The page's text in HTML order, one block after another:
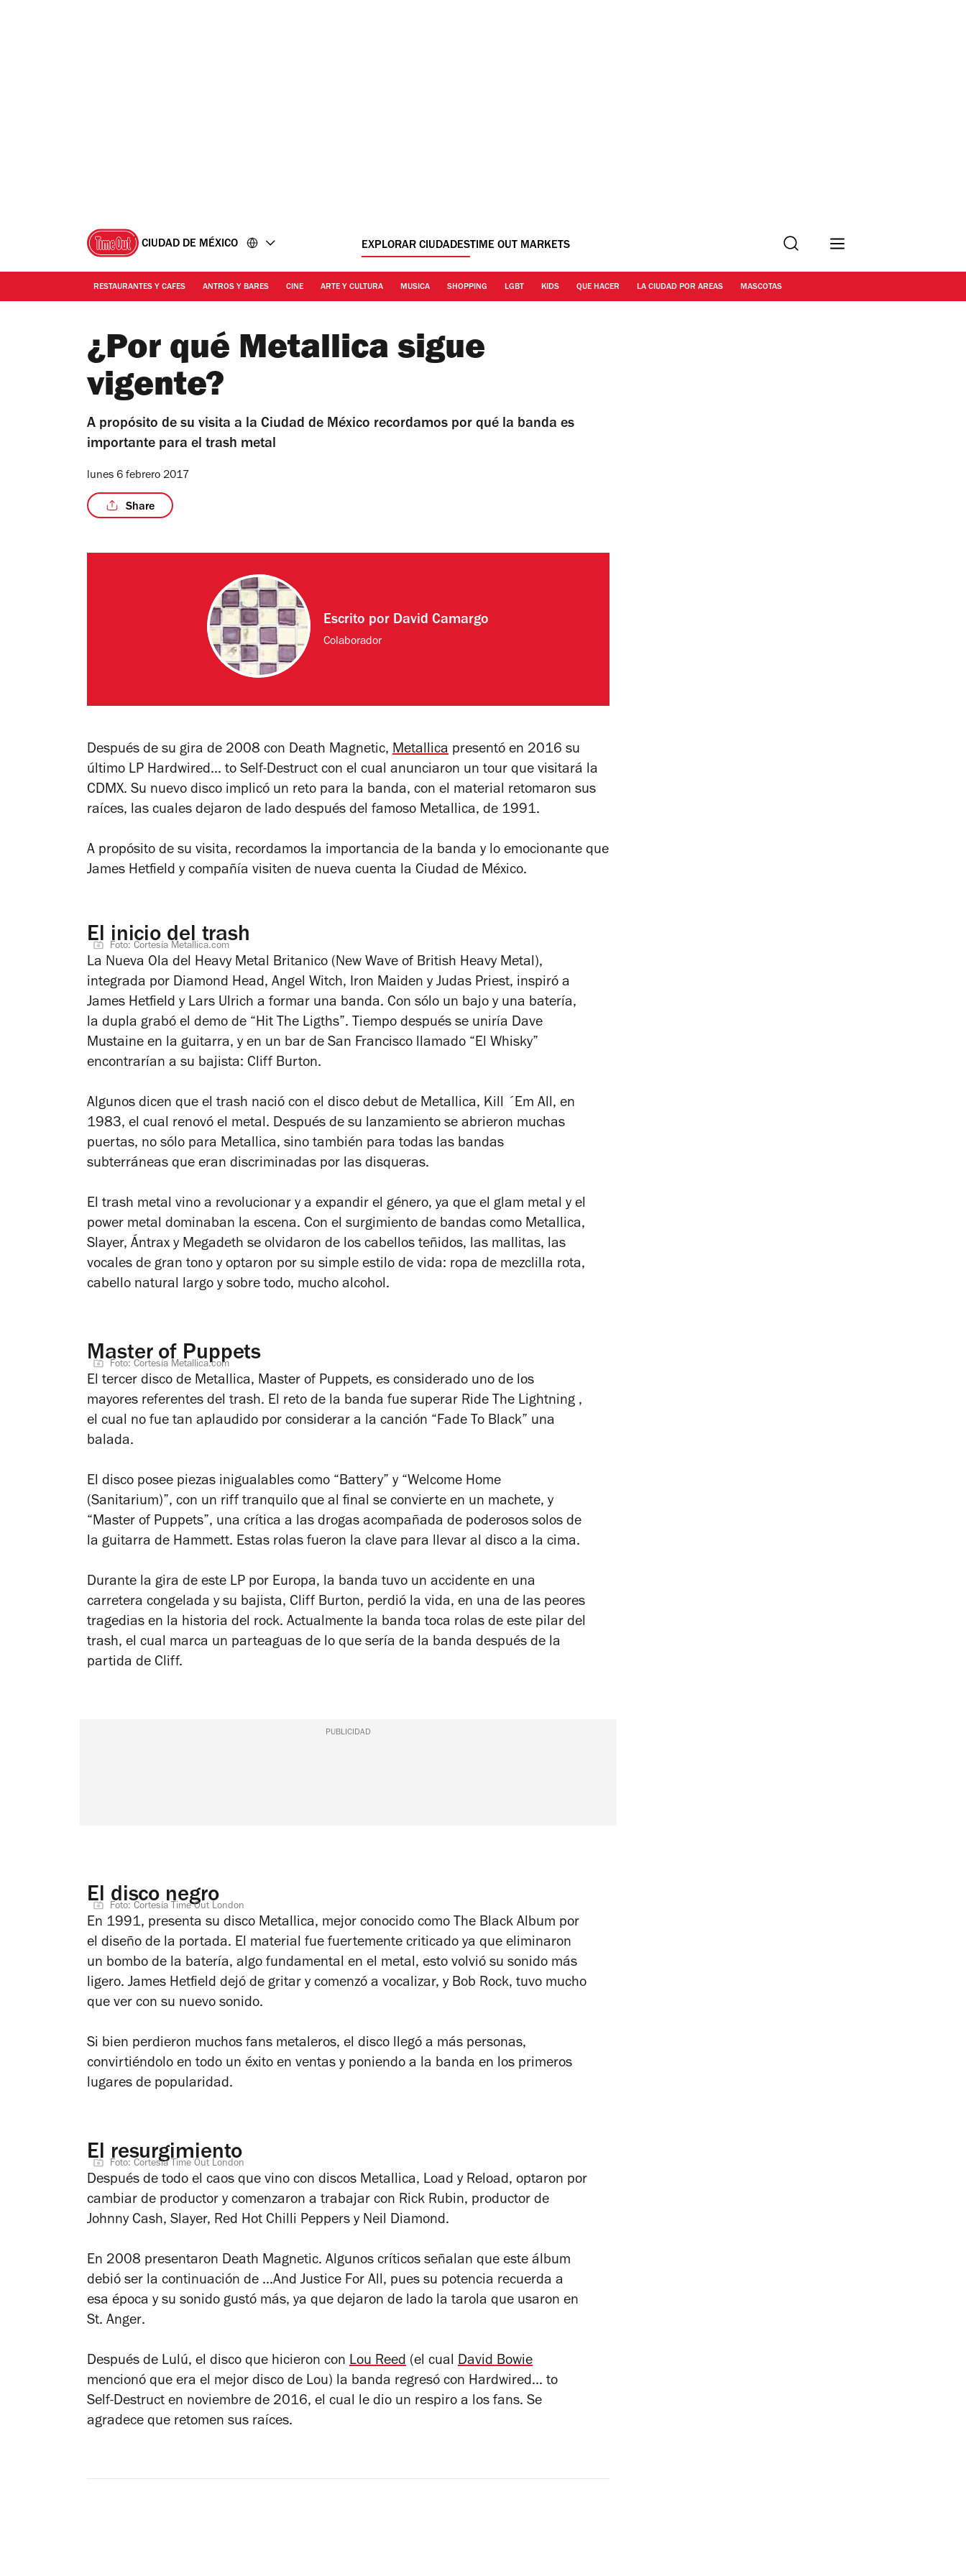
CIUDAD DE MÉXICO EXPLORAR CIUDADESTIME OUT MARKETS Buscar
RESTAURANTES Y CAFES ANTROS Y BARES CINE ARTE Y CULTURA MUSICA SHOPPING LGBT KIDS QUE HACER LA CIUDAD POR AREAS MASCOTAS
¿Por qué Metallica sigue
vigente?
A propósito de su visita a la Ciudad de México recordamos por qué la banda es
importante para el trash metal
lunes 6 febrero 2017
Share
Escrito por David Camargo
Colaborador
Después de su gira de 2008 con Death Magnetic, Metallica presentó en 2016 su
último LP Hardwired... to Self-Destruct con el cual anunciaron un tour que visitará la
CDMX. Su nuevo disco implicó un reto para la banda, con el material retomaron sus
raíces, las cuales dejaron de lado después del famoso Metallica, de 1991.
A propósito de su visita, recordamos la importancia de la banda y lo emocionante que
James Hetfield y compañía visiten de nueva cuenta la Ciudad de México.
El inicio del trash
Foto: Cortesía Metallica.com
La Nueva Ola del Heavy Metal Britanico (New Wave of British Heavy Metal),
integrada por Diamond Head, Angel Witch, Iron Maiden y Judas Priest, inspiró a
James Hetfield y Lars Ulrich a formar una banda. Con sólo un bajo y una batería,
la dupla grabó el demo de “Hit The Ligths”. Tiempo después se uniría Dave
Mustaine en la guitarra, y en un bar de San Francisco llamado “El Whisky”
encontrarían a su bajista: Cliff Burton.
Algunos dicen que el trash nació con el disco debut de Metallica, Kill ´Em All, en
1983, el cual renovó el metal. Después de su lanzamiento se abrieron muchas
puertas, no sólo para Metallica, sino también para todas las bandas
subterráneas que eran discriminadas por las disqueras.
El trash metal vino a revolucionar y a expandir el género, ya que el glam metal y el
power metal dominaban la escena. Con el surgimiento de bandas como Metallica,
Slayer, Ántrax y Megadeth se olvidaron de los cabellos teñidos, las mallitas, las
vocales de gran tono y optaron por su simple estilo de vida: ropa de mezclilla rota,
cabello natural largo y sobre todo, mucho alcohol.
Master of Puppets
Foto: Cortesía Metallica.com
El tercer disco de Metallica, Master of Puppets, es considerado uno de los
mayores referentes del trash. El reto de la banda fue superar Ride The Lightning ,
el cual no fue tan aplaudido por considerar a la canción “Fade To Black” una
balada.
El disco posee piezas inigualables como “Battery” y “Welcome Home
(Sanitarium)”, con un riff tranquilo que al final se convierte en un machete, y
“Master of Puppets”, una crítica a las drogas acompañada de poderosos solos de
la guitarra de Hammett. Estas rolas fueron la clave para llevar al disco a la cima.
Durante la gira de este LP por Europa, la banda tuvo un accidente en una
carretera congelada y su bajista, Cliff Burton, perdió la vida, en una de las peores
tragedias en la historia del rock. Actualmente la banda toca rolas de este pilar del
trash, el cual marca un parteaguas de lo que sería de la banda después de la
partida de Cliff.
PUBLICIDAD
El disco negro
Foto: Cortesía Time Out London
En 1991, presenta su disco Metallica, mejor conocido como The Black Album por
el diseño de la portada. El material fue fuertemente criticado ya que eliminaron
un bombo de la batería, algo fundamental en el metal, esto volvió su sonido más
ligero. James Hetfield dejó de gritar y comenzó a vocalizar, y Bob Rock, tuvo mucho
que ver con su nuevo sonido.
Si bien perdieron muchos fans metaleros, el disco llegó a más personas,
convirtiéndolo en todo un éxito en ventas y poniendo a la banda en los primeros
lugares de popularidad.
El resurgimiento
Foto: Cortesía Time Out London
Después de todo el caos que vino con discos Metallica, Load y Reload, optaron por
cambiar de productor y comenzaron a trabajar con Rick Rubin, productor de
Johnny Cash, Slayer, Red Hot Chilli Peppers y Neil Diamond.
En 2008 presentaron Death Magnetic. Algunos críticos señalan que este álbum
debió ser la continuación de ...And Justice For All, pues su potencia recuerda a
esa época y su sonido gustó más, ya que dejaron de lado la tarola que usaron en
St. Anger.
Después de Lulú, el disco que hicieron con Lou Reed (el cual David Bowie
mencionó que era el mejor disco de Lou) la banda regresó con Hardwired... to
Self-Destruct en noviembre de 2016, el cual le dio un respiro a los fans. Se
agradece que retomen sus raíces.